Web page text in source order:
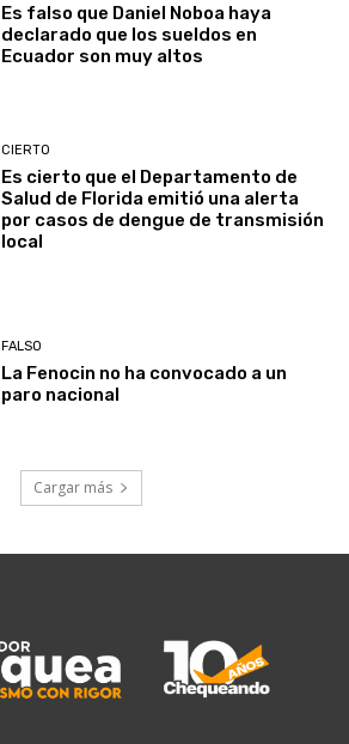
Es falso que Daniel Noboa haya
declarado que los sueldos en
Ecuador son muy altos
CIERTO
Es cierto que el Departamento de
Salud de Florida emitió una alerta
por casos de dengue de transmisión
local
FALSO
La Fenocin no ha convocado a un
paro nacional
Cargar más